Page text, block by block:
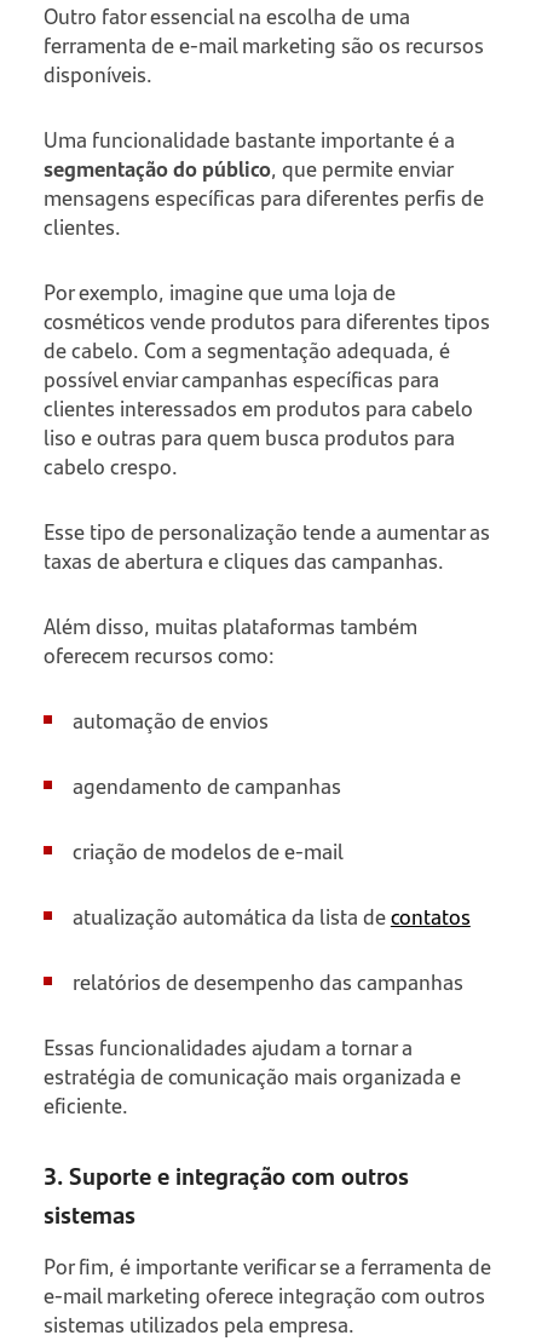
Outro fator essencial na escolha de uma
ferramenta de e-mail marketing são os recursos
disponíveis.
Uma funcionalidade bastante importante é a
segmentação do público, que permite enviar
mensagens específicas para diferentes perfis de
clientes.
Por exemplo, imagine que uma loja de
cosméticos vende produtos para diferentes tipos
de cabelo. Com a segmentação adequada, é
possível enviar campanhas específicas para
clientes interessados em produtos para cabelo
liso e outras para quem busca produtos para
cabelo crespo.
Esse tipo de personalização tende a aumentar as
taxas de abertura e cliques das campanhas.
Além disso, muitas plataformas também
oferecem recursos como:
automação de envios
agendamento de campanhas
criação de modelos de e-mail
atualização automática da lista decontatos
relatórios de desempenho das campanhas
Essas funcionalidades ajudam a tornar a
estratégia de comunicação mais organizada e
eficiente.
3. Suporte e integração com outros
sistemas
Por fim, é importante verificar se a ferramenta de
e-mail marketing oferece integração com outros
sistemas utilizados pela empresa.